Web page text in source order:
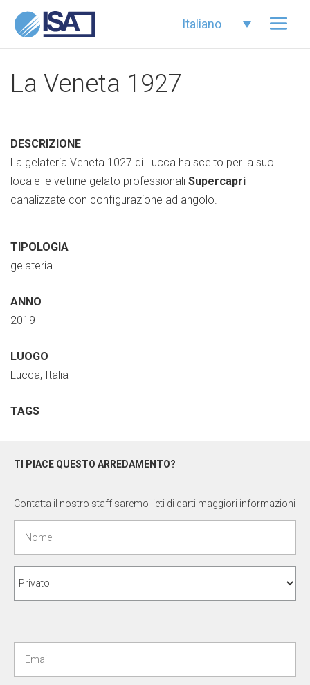
Italiano
La Veneta 1927
DESCRIZIONE
La gelateria Veneta 1027 di Lucca ha scelto per la suo
locale le vetrine gelato professionali Supercapri
canalizzate con configurazione ad angolo.
TIPOLOGIA
gelateria
ANNO
2019
LUOGO
Lucca, Italia
TAGS
TI PIACE QUESTO ARREDAMENTO?
Contatta il nostro staff saremo lieti di darti maggiori informazioni